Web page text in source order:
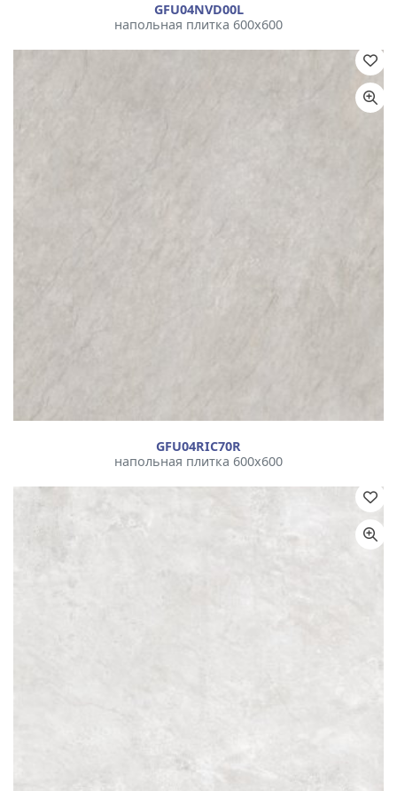
GFU04NVD00L
напольная плитка 600x600
GFU04RIC70R
напольная плитка 600x600